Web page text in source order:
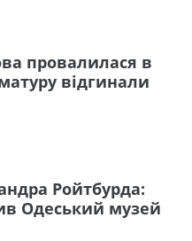
провалилася в
відгинали
Ройтбурда:
Одеський музей